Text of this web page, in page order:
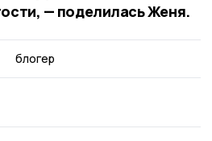
— поделилась Женя.
блогер